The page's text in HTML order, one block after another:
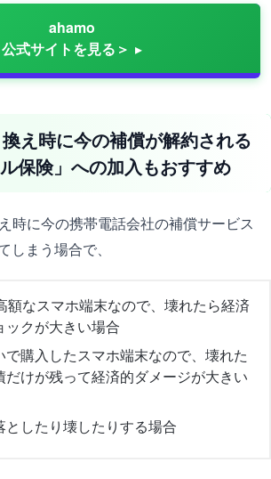
ahamo
公式サイトを見る＞
え時に今の補償が解約される
保険」への加入もおすすめ
時に今の携帯電話会社の補償サービス
しまう場合で、
額なスマホ端末なので、壊れたら経済
ックが大きい場合
で購入したスマホ端末なので、壊れた
だけが残って経済的ダメージが大きい
としたり壊したりする場合